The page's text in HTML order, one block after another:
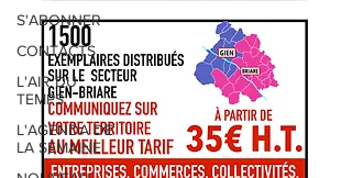
S'ABONNER
CONTACTS
L'AIR DU
TEMPS
L'AGENDA DE
LA SEMAINE